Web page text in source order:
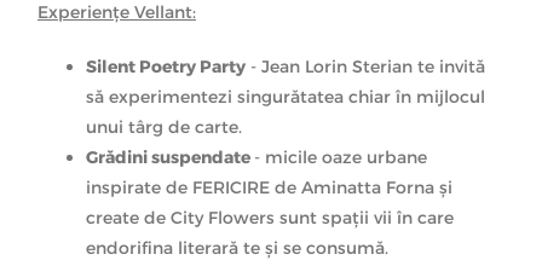
Experiențe Vellant:
Silent Poetry Party - Jean Lorin Sterian te invită
să experimentezi singurătatea chiar în mijlocul
unui târg de carte.
Grădini suspendate - micile oaze urbane
inspirate de FERICIRE de Aminatta Forna și
create de City Flowers sunt spații vii în care
endorifina literară te și se consumă.